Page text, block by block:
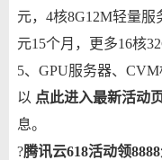
元，4核8G12M轻量服
元15个月，更多16核
5、GPU服务器、
以 点此进入最新活动
息。
?腾讯云618活动领8888